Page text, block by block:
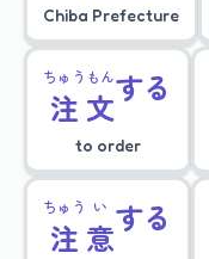
Chiba Prefecture
注
ちゅう
文
もんする
to order
注
ちゅう
意
い する